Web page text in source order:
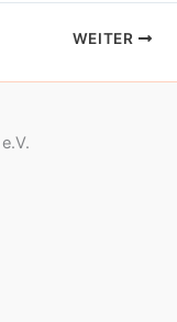
WEITER